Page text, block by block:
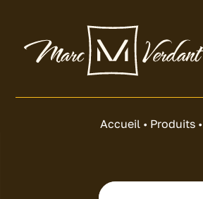
Accueil • Produits •